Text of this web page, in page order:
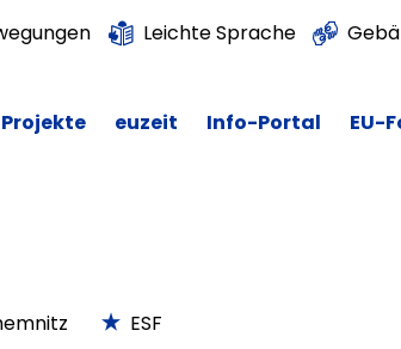
Leichte Sprache
Projekte euzeit Info-Portal EU-
ESF